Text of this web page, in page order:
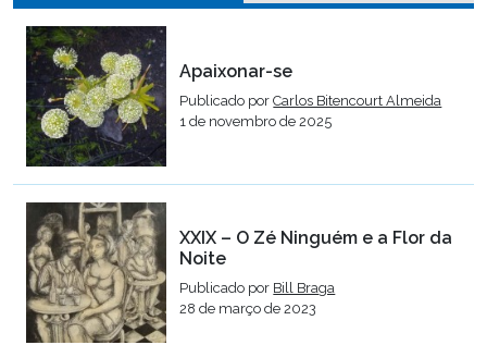
Apaixonar-se
Publicado porCarlos Bitencourt Almeida
1 de novembro de 2025
XXIX – O Zé Ninguém e a Flor da
Noite
Publicado por Bill Braga
28 de março de 2023